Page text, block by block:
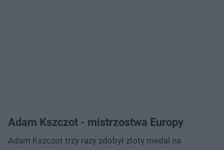
Adam Kszczot - mistrzostwa Europy
Adam Kszczot trzy razy zdobył złoty medal na